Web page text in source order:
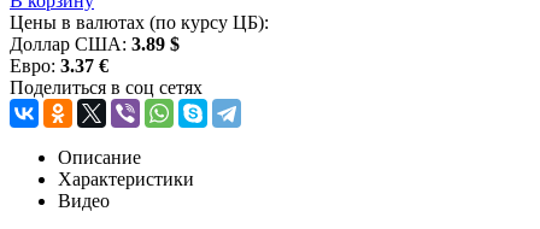
Цены в валютах (по курсу ЦБ):
Доллар США: 3.89 $
Евро: 3.37 €
Поделиться в соц сетях
Описание
Характеристики
Видео